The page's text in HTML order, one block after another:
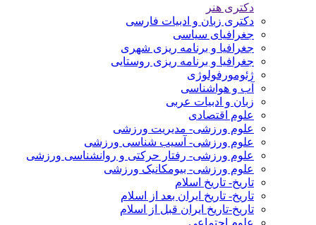
دکتری هنر
دکتری زبان و ادبیات فارسی
جغرافیای سیاسی
جغرافیا و برنامه ریزی شهری
جغرافیا و برنامه ریزی روستایی
ژئومورفولوژی
آب و هواشناسی
زبان و ادبیات عربی
علوم اقتصادی
علوم ورزشی- مدیریت ورزشی
علوم ورزشی- آسیب شناسی ورزشی
علوم ورزشی- رفتار حرکتی و روانشناسی ورزشی
علوم ورزشی- بیومکانیک ورزشی
تاریخ- تاریخ اسلام
تاریخ- تاریخ ایران بعد از اسلام
تاریخ-تاریخ ایران قبل از اسلام
علوم اجتماعی